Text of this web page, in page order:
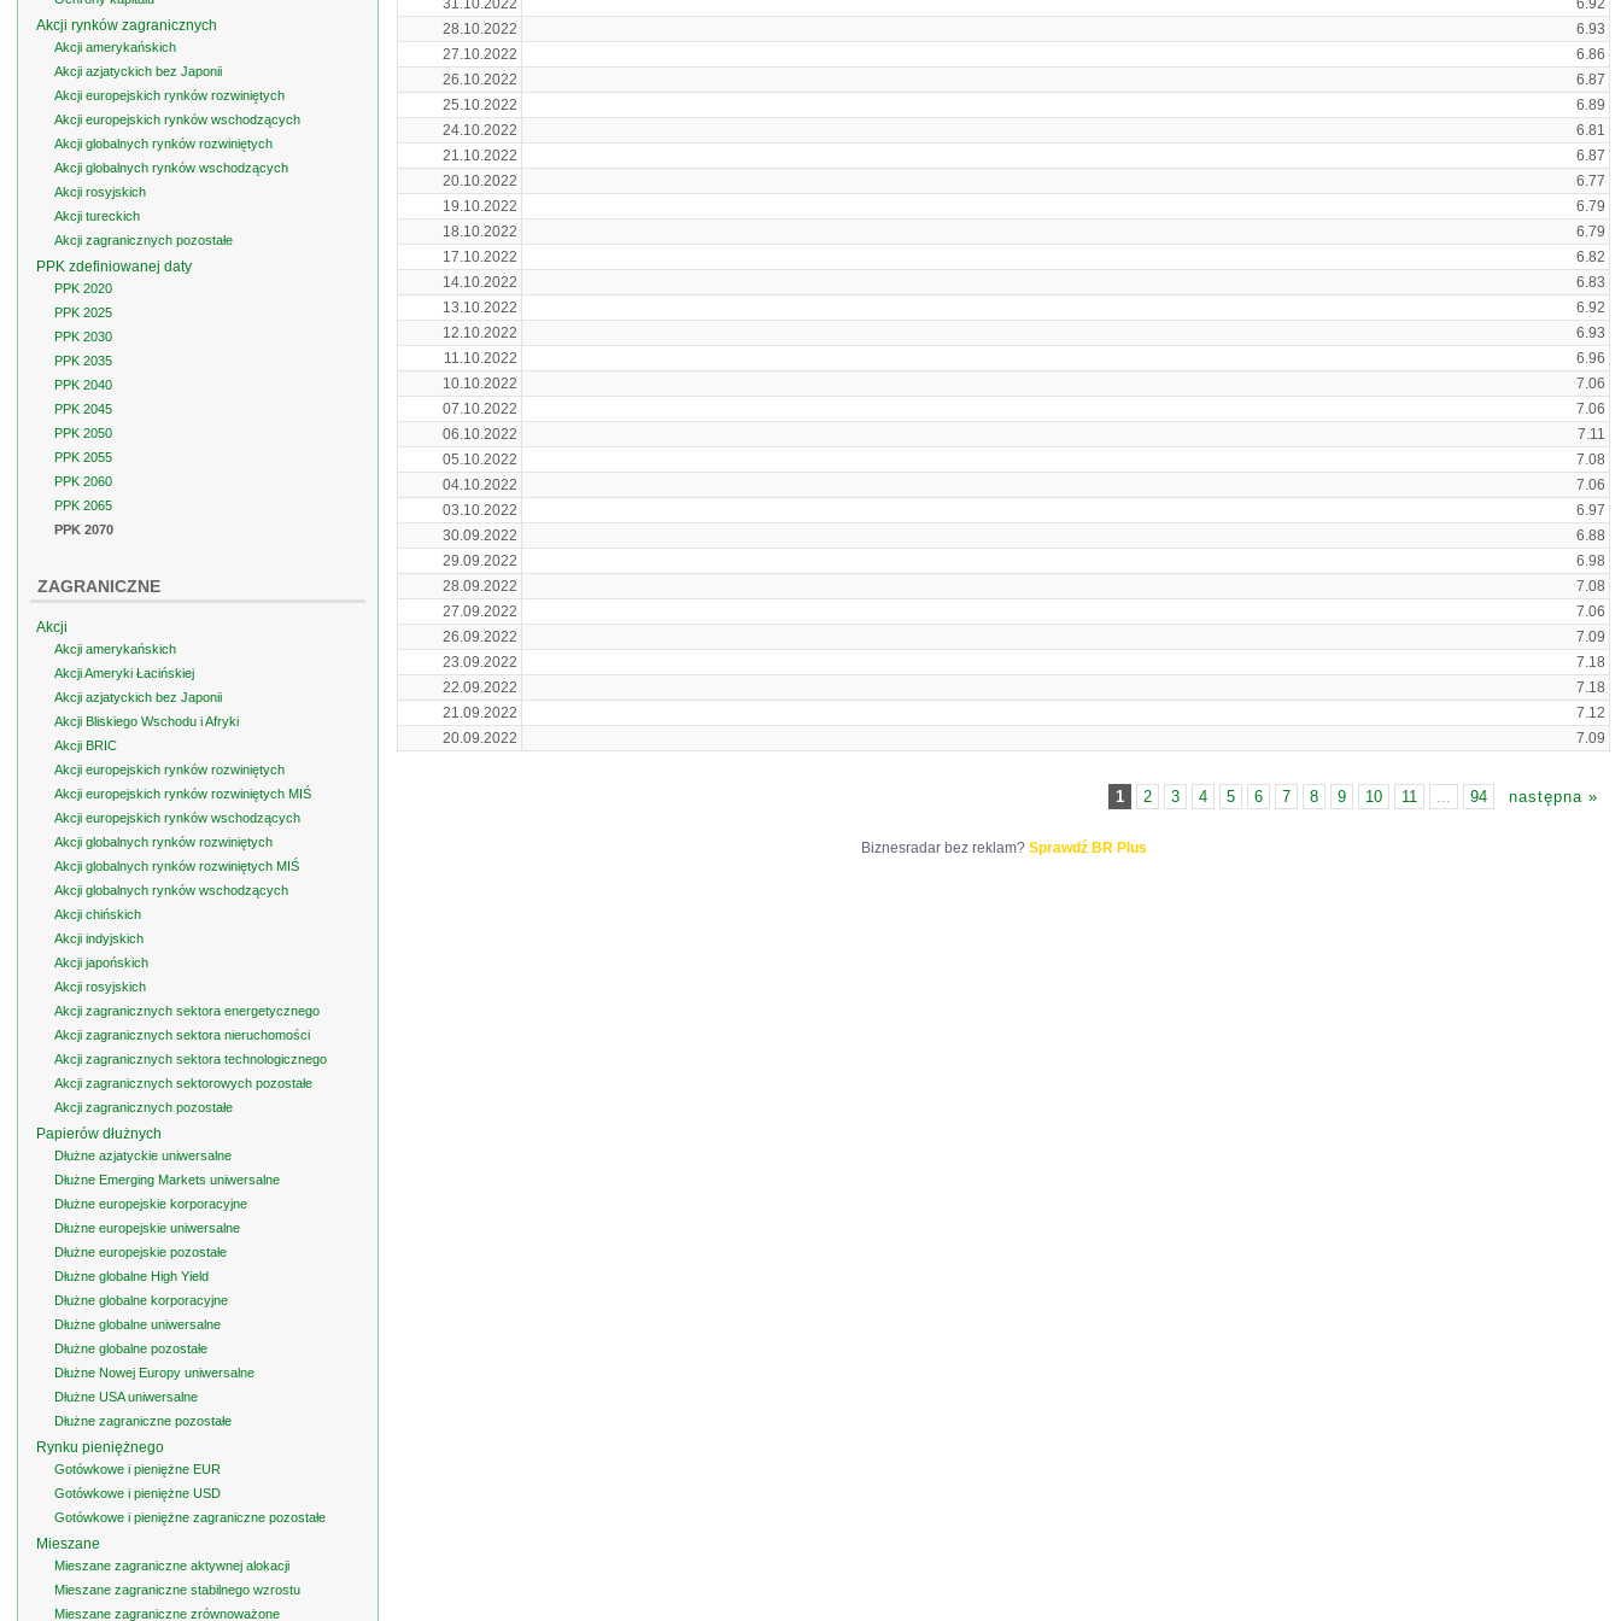
31.10.2022
6.92
28.10.2022
6.93
27.10.2022
6.86
26.10.2022
6.87
25.10.2022
6.89
24.10.2022
6.81
21.10.2022
6.87
20.10.2022
6.77
19.10.2022
6.79
18.10.2022
6.79
17.10.2022
6.82
14.10.2022
6.83
13.10.2022
6.92
12.10.2022
6.93
11.10.2022
6.96
10.10.2022
7.06
07.10.2022
7.06
06.10.2022
7.11
05.10.2022
7.08
04.10.2022
7.06
03.10.2022
6.97
30.09.2022
6.88
29.09.2022
6.98
28.09.2022
7.08
27.09.2022
7.06
26.09.2022
7.09
23.09.2022
7.18
22.09.2022
7.18
21.09.2022
7.12
20.09.2022
7.09
1 2 3 4 5 6 7 8 9 10 11 ... 94 następna »
Biznesradar bez reklam? Sprawdź BR Plus
Akcji rynków zagranicznych
Akcji amerykańskich
Akcji azjatyckich bez Japonii
Akcji europejskich rynków rozwiniętych
Akcji europejskich rynków wschodzących
Akcji globalnych rynków rozwiniętych
Akcji globalnych rynków wschodzących
Akcji rosyjskich
Akcji tureckich
Akcji zagranicznych pozostałe
PPK zdefiniowanej daty
PPK 2020
PPK 2025
PPK 2030
PPK 2035
PPK 2040
PPK 2045
PPK 2050
PPK 2055
PPK 2060
PPK 2065
PPK 2070
ZAGRANICZNE
Akcji
Akcji amerykańskich
Akcji Ameryki Łacińskiej
Akcji azjatyckich bez Japonii
Akcji Bliskiego Wschodu i Afryki
Akcji BRIC
Akcji europejskich rynków rozwiniętych
Akcji europejskich rynków rozwiniętych MIŚ
Akcji europejskich rynków wschodzących
Akcji globalnych rynków rozwiniętych
Akcji globalnych rynków rozwiniętych MIŚ
Akcji globalnych rynków wschodzących
Akcji chińskich
Akcji indyjskich
Akcji japońskich
Akcji rosyjskich
Akcji zagranicznych sektora energetycznego
Akcji zagranicznych sektora nieruchomości
Akcji zagranicznych sektora technologicznego
Akcji zagranicznych sektorowych pozostałe
Akcji zagranicznych pozostałe
Papierów dłużnych
Dłużne azjatyckie uniwersalne
Dłużne Emerging Markets uniwersalne
Dłużne europejskie korporacyjne
Dłużne europejskie uniwersalne
Dłużne europejskie pozostałe
Dłużne globalne High Yield
Dłużne globalne korporacyjne
Dłużne globalne uniwersalne
Dłużne globalne pozostałe
Dłużne Nowej Europy uniwersalne
Dłużne USA uniwersalne
Dłużne zagraniczne pozostałe
Rynku pieniężnego
Gotówkowe i pieniężne EUR
Gotówkowe i pieniężne USD
Gotówkowe i pieniężne zagraniczne pozostałe
Mieszane
Mieszane zagraniczne aktywnej alokacji
Mieszane zagraniczne stabilnego wzrostu
Mieszane zagraniczne zrównoważone